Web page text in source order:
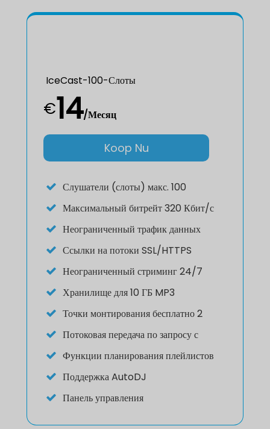
IceCast-100-Слоты
€14/Месяц
Koop Nu
Слушатели (слоты) макс. 100
Максимальный битрейт 320 Кбит/с
Неограниченный трафик данных
Ссылки на потоки SSL/HTTPS
Неограниченный стриминг 24/7
Хранилище для 10 ГБ MP3
Точки монтирования бесплатно 2
Потоковая передача по запросу с
Функции планирования плейлистов
Поддержка AutoDJ
Панель управления